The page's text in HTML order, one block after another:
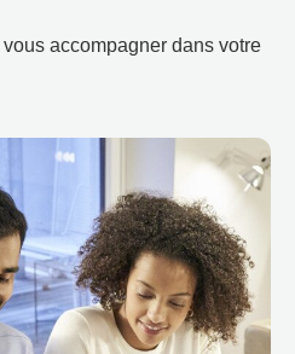
accompagner dans votre